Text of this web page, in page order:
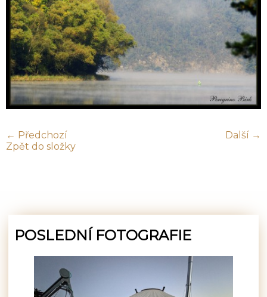
← Předchozí
Další →
Zpět do složky
POSLEDNÍ FOTOGRAFIE